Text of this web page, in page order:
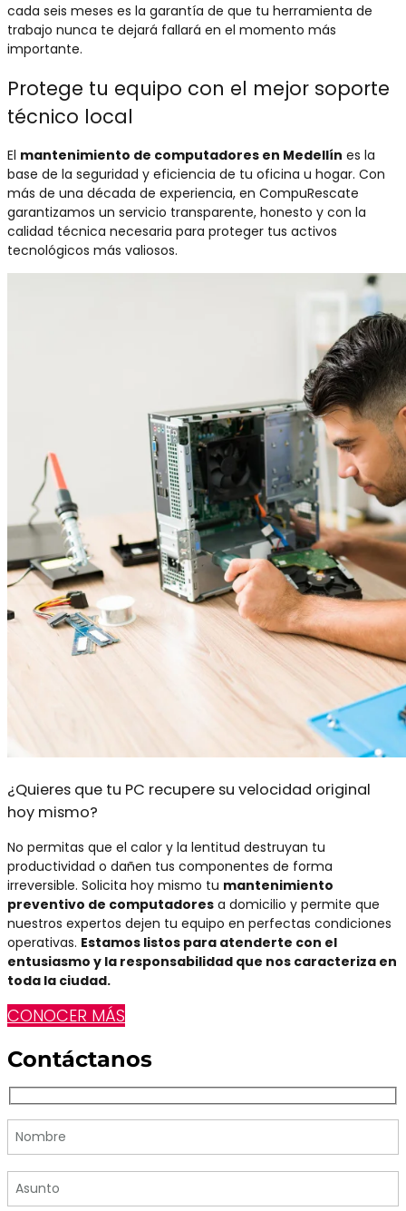
cada seis meses es la garantía de que tu herramienta de
trabajo nunca te dejará fallará en el momento más
importante.
Protege tu equipo con el mejor soporte
técnico local
El mantenimiento de computadores en Medellín es la
base de la seguridad y eficiencia de tu oficina u hogar. Con
más de una década de experiencia, en CompuRescate
garantizamos un servicio transparente, honesto y con la
calidad técnica necesaria para proteger tus activos
tecnológicos más valiosos.
¿Quieres que tu PC recupere su velocidad original
hoy mismo?
No permitas que el calor y la lentitud destruyan tu
productividad o dañen tus componentes de forma
irreversible. Solicita hoy mismo tu mantenimiento
preventivo de computadores a domicilio y permite que
nuestros expertos dejen tu equipo en perfectas condiciones
operativas. Estamos listos para atenderte con el
entusiasmo y la responsabilidad que nos caracteriza en
toda la ciudad.
CONOCER MÁS
Contáctanos